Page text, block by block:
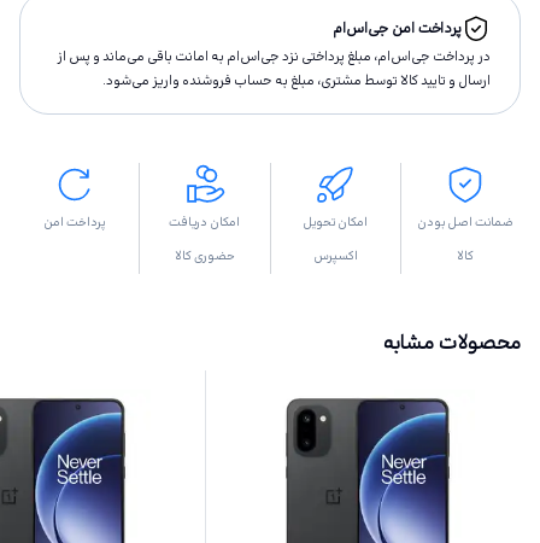
پرداخت امن جی‌اس‌ام
در پرداخت جی‌اس‌ام، مبلغ پرداختى نزد جی‌اس‌ام به امانت باقى مى‌ماند و پس از
ارسال و تاييد كالا توسط مشتری، مبلغ به حساب فروشنده واريز مى‌شود.
ضمانت اصل بودن
کالا
امکان تحویل
اکسپرس
امکان دریافت
حضوری کالا
پرداخت امن
محصولات مشابه